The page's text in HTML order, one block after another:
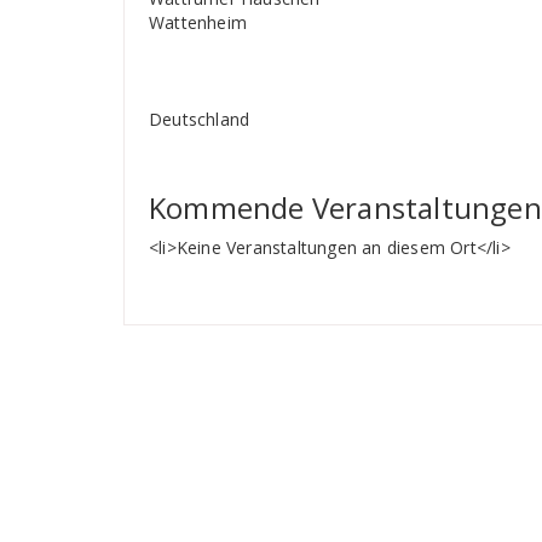
Wattenheim
Deutschland
Kommende Veranstaltungen
<li>Keine Veranstaltungen an diesem Ort</li>